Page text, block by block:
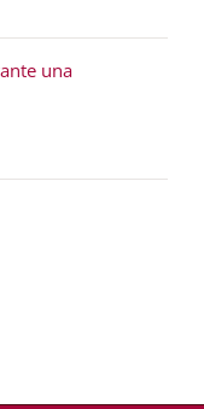
una